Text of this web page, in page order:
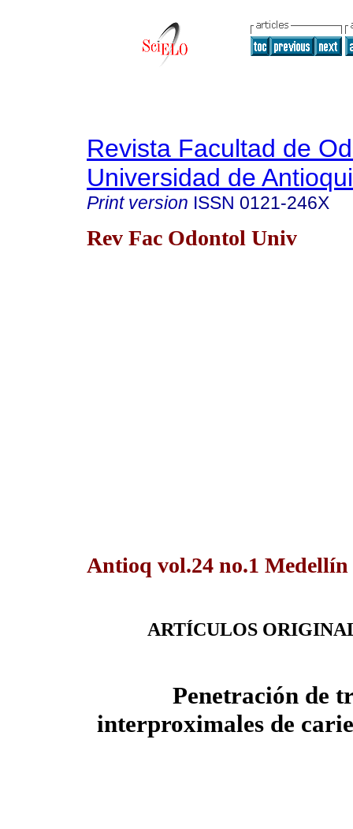
Revista Facultad de
Universidad de
Print version ISSN 0121-246X
Rev Fac Odontol Univ
Antioq vol.24 no.1 Medellín
ARTÍCULOS
Penetración de
interproximales de